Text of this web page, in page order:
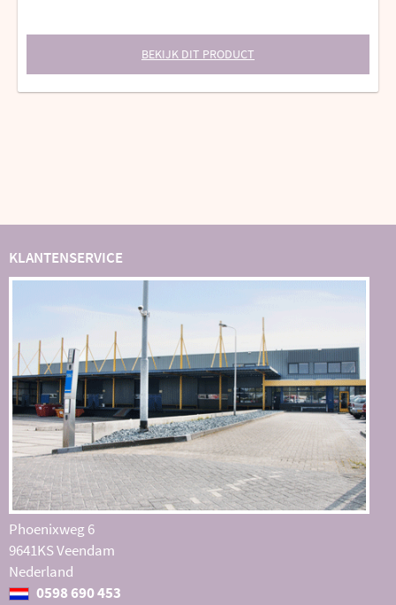
BEKIJK DIT PRODUCT
KLANTENSERVICE
Phoenixweg 6
9641KS Veendam
Nederland
0598 690 453